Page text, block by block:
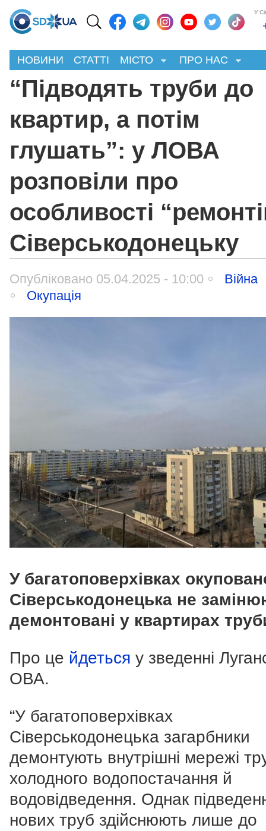
У
НОВИНИ СТАТТІ МІСТО ПРО НАС
“Підводять труби до
квартир, а потім
глушать”: у ЛОВА
розповіли про
особливості
Сіверськодонецьку
Опубліковано 05.04.2025 - 10:00
Війна
Окупація
У багатоповерхівках
Сіверськодонецька не
демонтовані у квартирах
Про це йдеться у зведенні
ОВА.
“У багатоповерхівках
Сіверськодонецька загарбники
демонтують внутрішні мережі
холодного водопостачання й
водовідведення. Однак
нових труб здійснюють лише до